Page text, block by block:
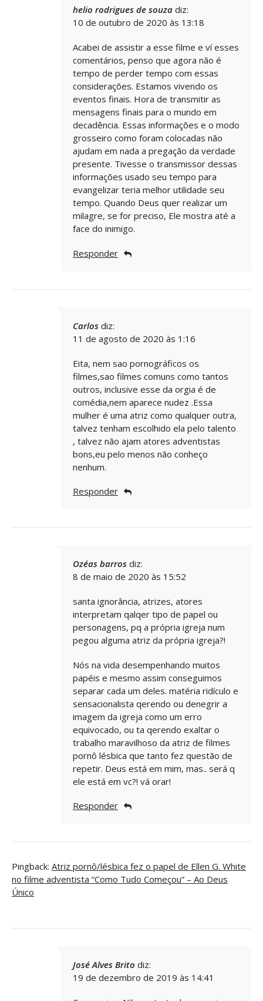
helio rodrigues de souza diz:
10 de outubro de 2020 às 13:18
Acabei de assistir a esse filme e ví esses
comentários, penso que agora não é
tempo de perder tempo com essas
considerações. Estamos vivendo os
eventos finais. Hora de transmitir as
mensagens finais para o mundo em
decadência. Essas informações e o modo
grosseiro como foram colocadas não
ajudam em nada a pregação da verdade
presente. Tivesse o transmissor dessas
informações usado seu tempo para
evangelizar teria melhor utilidade seu
tempo. Quando Deus quer realizar um
milagre, se for preciso, Ele mostra até a
face do inimigo.
Responder
Carlos diz:
11 de agosto de 2020 às 1:16
Eita, nem sao pornográficos os
filmes,sao filmes comuns como tantos
outros, inclusive esse da orgia é de
comédia,nem aparece nudez .Essa
mulher é uma atriz como qualquer outra,
talvez tenham escolhido ela pelo talento
, talvez não ajam atores adventistas
bons,eu pelo menos não conheço
nenhum.
Responder
Ozéas barros diz:
8 de maio de 2020 às 15:52
santa ignorância, atrizes, atores
interpretam qalqer tipo de papel ou
personagens, pq a própria igreja num
pegou alguma atriz da própria igreja?!
Nós na vida desempenhando muitos
papéis e mesmo assim conseguimos
separar cada um deles. matéria ridículo e
sensacionalista qerendo ou denegrir a
imagem da igreja como um erro
equivocado, ou ta qerendo exaltar o
trabalho maravilhoso da atriz de filmes
pornô lésbica que tanto fez questão de
repetir. Deus está em mim, mas.. será q
ele está em vc?! vá orar!
Responder
Pingback: Atriz pornô/lésbica fez o papel de Ellen G. White
no filme adventista “Como Tudo Começou” – Ao Deus
Único
José Alves Brito diz:
19 de dezembro de 2019 às 14:41